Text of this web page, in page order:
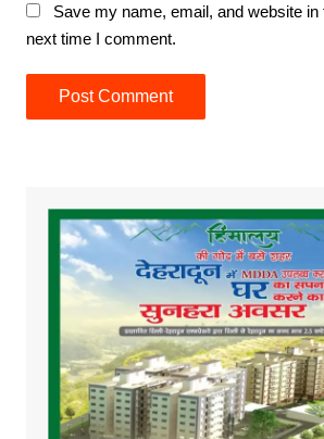
Save my name, email, and website
next time I comment.